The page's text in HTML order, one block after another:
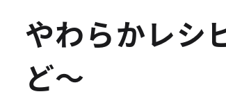
やわらかレシ
ど～